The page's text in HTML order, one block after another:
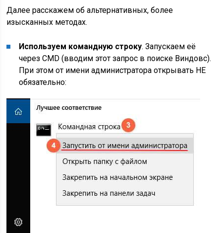
Далее расскажем об альтернативных, более
изысканных методах.
Используем командную строку. Запускаем её
через CMD (вводим этот запрос в поиске Виндовс).
При этом от имени администратора открывать НЕ
обязательно: